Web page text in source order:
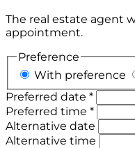
The real estate agent
appointment.
Preference
With preference
Preferred date *
Preferred time *
Alternative date
Alternative time